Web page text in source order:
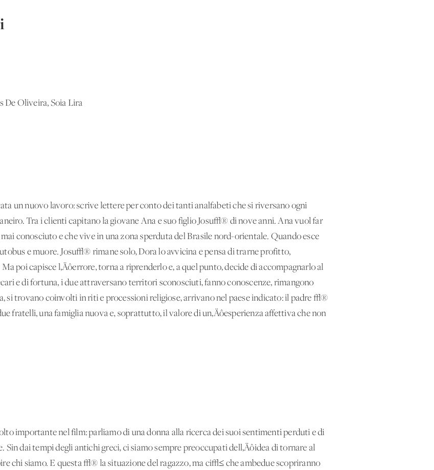
De Oliveira, Soia Lira
un nuovo lavoro: scrive lettere per conto dei tanti analfabeti che si riversano ogni
Tra i clienti capitano la giovane Ana e suo figlio Josu√® di nove anni. Ana vuol far
conosciuto e che vive in una zona sperduta del Brasile nord-orientale. Quando esce
e muore. Josu√® rimane solo, Dora lo avvicina e pensa di trarne profitto,
poi capisce l‚Äôerrore, torna a riprenderlo e, a quel punto, decide di accompagnarlo al
e di fortuna, i due attraversano territori sconosciuti, fanno conoscenze, rimangono
si trovano coinvolti in riti e processioni religiose, arrivano nel paese indicato: il padre √®
fratelli, una famiglia nuova e, soprattutto, il valore di un‚Äôesperienza affettiva che non
importante nel film: parliamo di una donna alla ricerca dei suoi sentimenti perduti e di
Sin dai tempi degli antichi greci, ci siamo sempre preoccupati dell‚Äôidea di tornare al
chi siamo. E questa √® la situazione del ragazzo, ma ci√≤ che ambedue scopriranno